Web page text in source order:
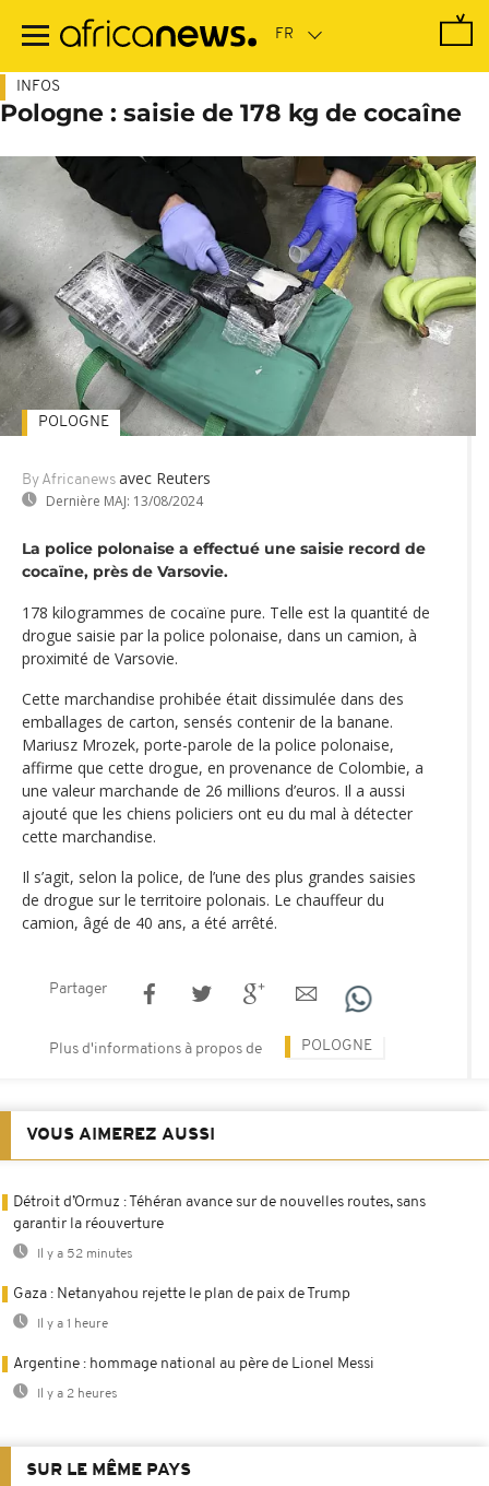
contenu
INFOS
Pologne : saisie de 178 kg de cocaîne
By Africanews avec Reuters
Dernière MAJ: 13/08/2024
POLOGNE
La police polonaise a effectué une saisie record de
cocaïne, près de Varsovie.
178 kilogrammes de cocaïne pure. Telle est la quantité de
drogue saisie par la police polonaise, dans un camion, à
proximité de Varsovie.
Cette marchandise prohibée était dissimulée dans des
emballages de carton, sensés contenir de la banane.
Mariusz Mrozek, porte-parole de la police polonaise,
affirme que cette drogue, en provenance de Colombie, a
une valeur marchande de 26 millions d’euros. Il a aussi
ajouté que les chiens policiers ont eu du mal à détecter
cette marchandise.
Il s’agit, selon la police, de l’une des plus grandes saisies
de drogue sur le territoire polonais. Le chauffeur du
camion, âgé de 40 ans, a été arrêté.
Partager
Plus d'informations à propos de POLOGNE
VOUS AIMEREZ AUSSI
Détroit d’Ormuz : Téhéran avance sur de nouvelles routes, sans
garantir la réouverture
Il y a 52 minutes
Gaza : Netanyahou rejette le plan de paix de Trump
Il y a 1 heure
Argentine : hommage national au père de Lionel Messi
Il y a 2 heures
SUR LE MÊME PAYS